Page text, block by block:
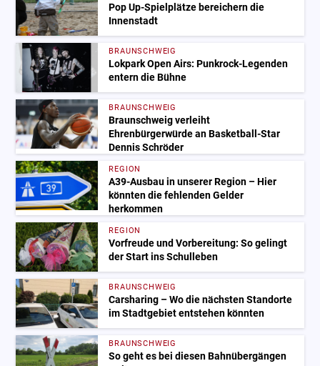
Pop Up-Spielplätze bereichern die
Innenstadt
BRAUNSCHWEIG
Lokpark Open Airs: Punkrock-Legenden
entern die Bühne
BRAUNSCHWEIG
Braunschweig verleiht
Ehrenbürgerwürde an Basketball-Star
Dennis Schröder
REGION
A39-Ausbau in unserer Region – Hier
könnten die fehlenden Gelder
herkommen
REGION
Vorfreude und Vorbereitung: So gelingt
der Start ins Schulleben
BRAUNSCHWEIG
Carsharing – Wo die nächsten Standorte
im Stadtgebiet entstehen könnten
BRAUNSCHWEIG
So geht es bei diesen Bahnübergängen